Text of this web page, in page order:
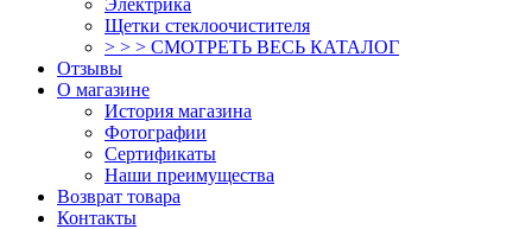
Щетки стеклоочистителя
> > > СМОТРЕТЬ ВЕСЬ КАТАЛОГ
Отзывы
О магазине
История магазина
Фотографии
Сертификаты
Наши преимущества
Возврат товара
Контакты